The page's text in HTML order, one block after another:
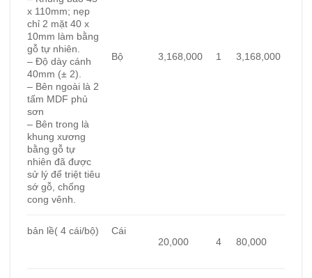
x 110mm; nẹp
chỉ 2 mặt 40 x
10mm làm bằng
gỗ tự nhiên.
– Độ dày cánh
40mm (± 2).
– Bên ngoài là 2
tấm MDF phủ
sơn
– Bên trong là
khung xương
bằng gỗ tự
nhiên đã được
sử lý để triệt tiêu
sớ gỗ, chống
cong vênh.
Bộ 3,168,000 1 3,168,000
bản lề( 4 cái/bộ)
Cái
20,000
4 80,000